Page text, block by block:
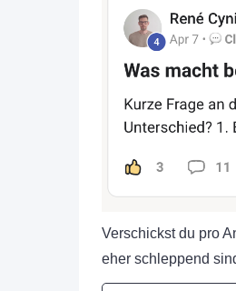
Verschickst du pro
eher schleppend